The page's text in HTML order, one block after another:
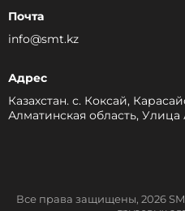
Почта
info@smt.kz
Адрес
Казахстан. с. Коксай,
Алматинская область, Улица
Все права защищены, 2026